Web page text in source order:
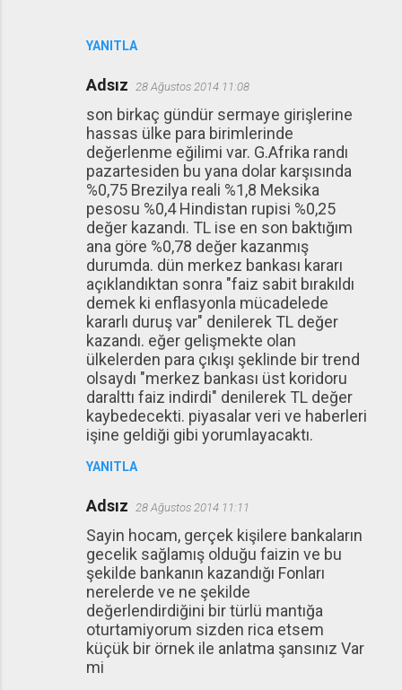
YANITLA
Adsız 28 Ağustos 2014 11:08
son birkaç gündür sermaye girişlerine
hassas ülke para birimlerinde
değerlenme eğilimi var. G.Afrika randı
pazartesiden bu yana dolar karşısında
%0,75 Brezilya reali %1,8 Meksika
pesosu %0,4 Hindistan rupisi %0,25
değer kazandı. TL ise en son baktığım
ana göre %0,78 değer kazanmış
durumda. dün merkez bankası kararı
açıklandıktan sonra "faiz sabit bırakıldı
demek ki enflasyonla mücadelede
kararlı duruş var" denilerek TL değer
kazandı. eğer gelişmekte olan
ülkelerden para çıkışı şeklinde bir trend
olsaydı "merkez bankası üst koridoru
daralttı faiz indirdi" denilerek TL değer
kaybedecekti. piyasalar veri ve haberleri
işine geldiği gibi yorumlayacaktı.
YANITLA
Adsız 28 Ağustos 2014 11:11
Sayin hocam, gerçek kişilere bankaların
gecelik sağlamış olduğu faizin ve bu
şekilde bankanın kazandığı Fonları
nerelerde ve ne şekilde
değerlendirdiğini bir türlü mantığa
oturtamiyorum sizden rica etsem
küçük bir örnek ile anlatma şansınız Var
mi